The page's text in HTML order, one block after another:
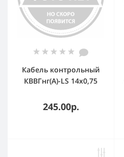
Кабель контрольный
КВВГнг(А)-LS 14х0,75
245.00р.